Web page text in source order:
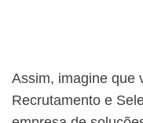
Assim, imagine que
Recrutamento e